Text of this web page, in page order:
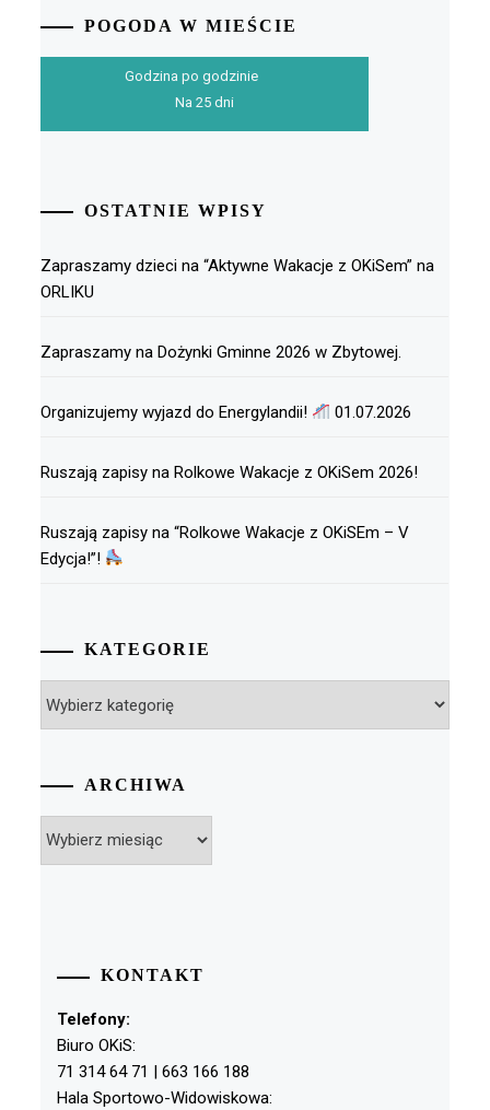
POGODA W MIEŚCIE
Godzina po godzinie
Na 25 dni
OSTATNIE WPISY
Zapraszamy dzieci na “Aktywne Wakacje z OKiSem” na
ORLIKU
Zapraszamy na Dożynki Gminne 2026 w Zbytowej.
Organizujemy wyjazd do Energylandii! 01.07.2026
Ruszają zapisy na Rolkowe Wakacje z OKiSem 2026!
Ruszają zapisy na “Rolkowe Wakacje z OKiSEm – V
Edycja!”!
KATEGORIE
ARCHIWA
KONTAKT
Telefony:
Biuro OKiS:
71 314 64 71 | 663 166 188
Hala Sportowo-Widowiskowa: